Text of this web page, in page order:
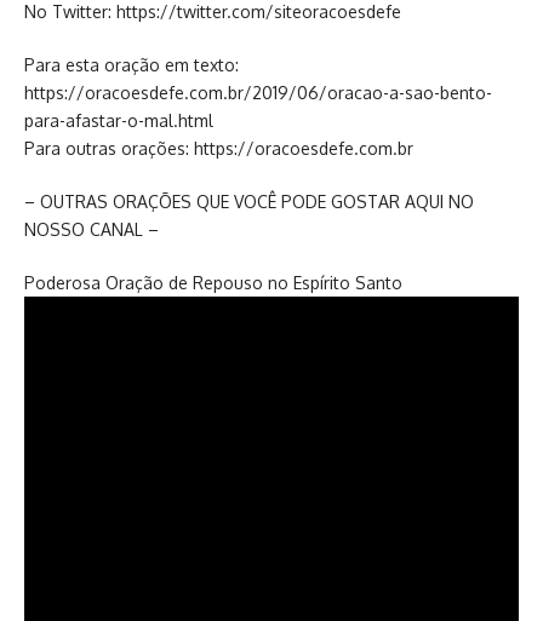
No Twitter: https://twitter.com/siteoracoesdefe
Para esta oração em texto:
https://oracoesdefe.com.br/2019/06/oracao-a-sao-bento-
para-afastar-o-mal.html
Para outras orações: https://oracoesdefe.com.br
– OUTRAS ORAÇÕES QUE VOCÊ PODE GOSTAR AQUI NO
NOSSO CANAL –
Poderosa Oração de Repouso no Espírito Santo